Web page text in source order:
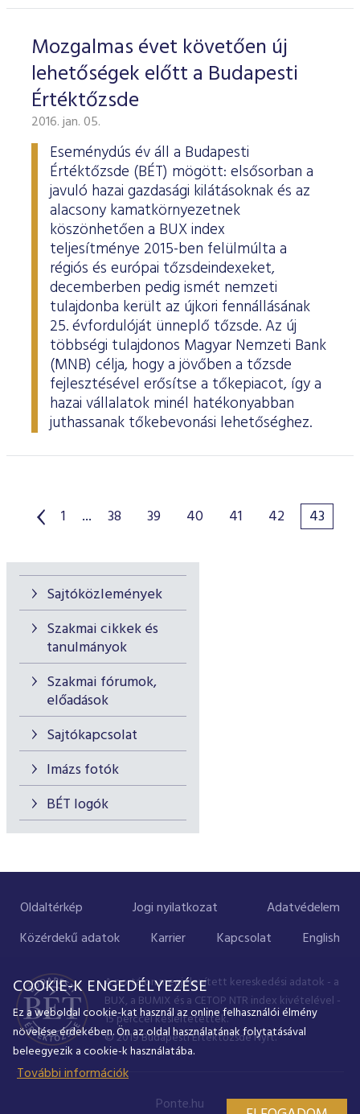
Sajtóközlemények
Szakmai cikkek és
tanulmányok
Szakmai fórumok,
előadások
Sajtókapcsolat
Imázs fotók
BÉT logók
Mozgalmas évet követően új
lehetőségek előtt a Budapesti
Értéktőzsde
2016. jan. 05.
Eseménydús év áll a Budapesti
Értéktőzsde (BÉT) mögött: elsősorban a
javuló hazai gazdasági kilátásoknak és az
alacsony kamatkörnyezetnek
köszönhetően a BUX index
teljesítménye 2015-ben felülmúlta a
régiós és európai tőzsdeindexeket,
decemberben pedig ismét nemzeti
tulajdonba került az újkori fennállásának
25. évfordulóját ünneplő tőzsde. Az új
többségi tulajdonos Magyar Nemzeti Bank
(MNB) célja, hogy a jövőben a tőzsde
fejlesztésével erősítse a tőkepiacot, így a
hazai vállalatok minél hatékonyabban
juthassanak tőkebevonási lehetőséghez.
1 ... 38 39 40 41 42 43
Oldaltérkép Jogi nyilatkozat
Adatvédelem
Közérdekű adatok
Karrier Kapcsolat English
A portálon megjelenített kereskedési adatok - a
BUX, a BUMIX és a CETOP NTR index kivételével -
15 perccel késleltetettek.
© 2019 Budapesti Értéktőzsde Nyrt.
Ponte.hu
COOKIE-K ENGEDÉLYEZÉSE
Ez a weboldal cookie-kat használ az online felhasználói élmény
növelése érdekében. Ön az oldal használatának folytatásával
beleegyezik a cookie-k használatába.
További információk